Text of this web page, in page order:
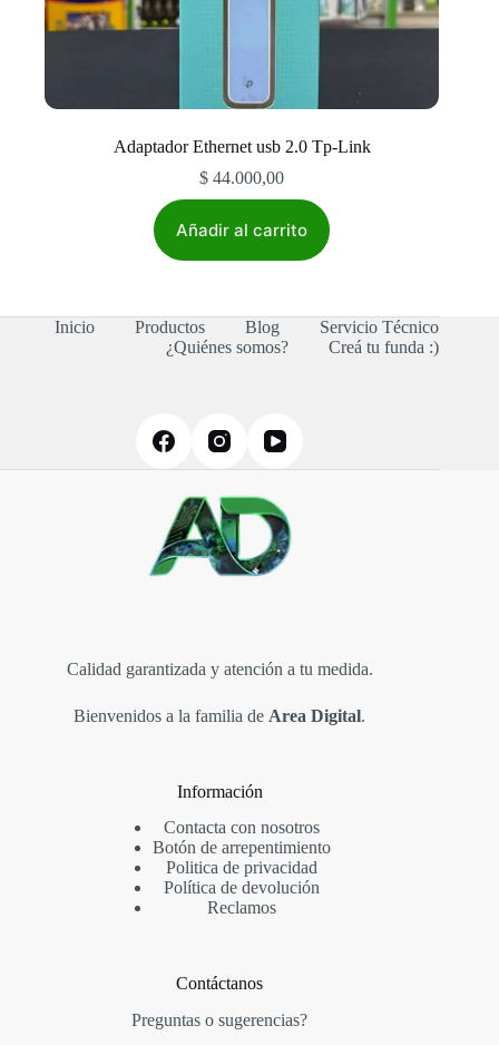
Adaptador Ethernet usb 2.0 Tp-Link
$ 44.000,00
Añadir al carrito
Inicio Productos Blog
Servicio Técnico
¿Quiénes somos?
Creá tu funda :)
Calidad garantizada y atención a tu medida.
Bienvenidos a la familia de Area Digital.
Información
Contacta con nosotros
Botón de arrepentimiento
Politica de privacidad
Política de devolución
Reclamos
Contáctanos
Preguntas o sugerencias?